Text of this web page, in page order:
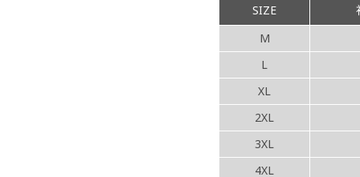
SIZE
M
L
XL
2XL
3XL
4XL